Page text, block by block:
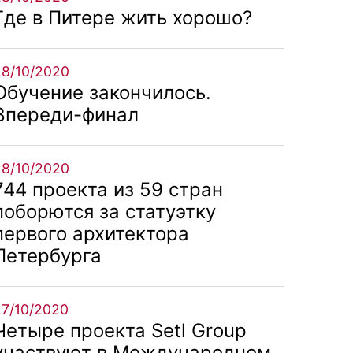
в Питере жить хорошо?
10/2020
закончилось.
финал
10/2020
проекта из 59 стран
за статуэтку
архитектора
10/2020
проекта Setl Group